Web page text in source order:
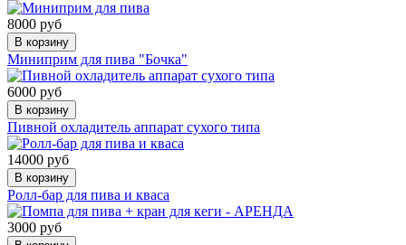
8000 руб
В корзину
Миниприм для пива "Бочка"
6000 руб
В корзину
Пивной охладитель аппарат сухого типа
14000 руб
В корзину
Ролл-бар для пива и кваса
3000 руб